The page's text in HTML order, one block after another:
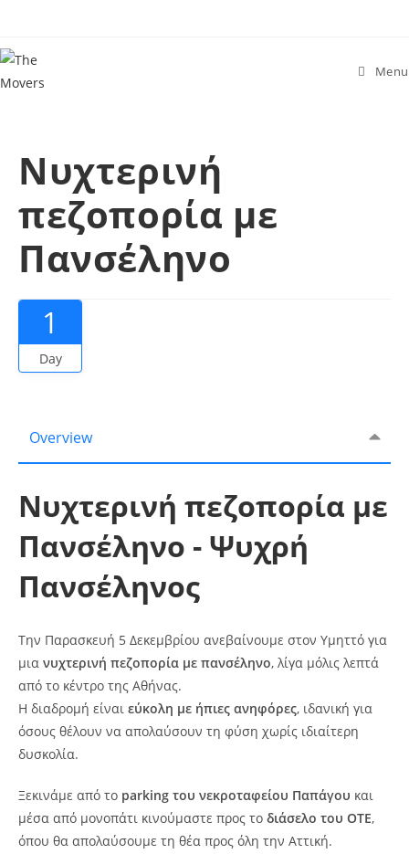
Menu
Νυχτερινή
πεζοπορία με
Πανσέληνο
1
Day
Overview
Νυχτερινή πεζοπορία με
Πανσέληνο - Ψυχρή
Πανσέληνος
Την Παρασκευή 5 Δεκεμβρίου ανεβαίνουμε στον Υμηττό για
μια νυχτερινή πεζοπορία με πανσέληνο, λίγα μόλις λεπτά
από το κέντρο της Αθήνας.
Η διαδρομή είναι εύκολη με ήπιες ανηφόρες, ιδανική για
όσους θέλουν να απολαύσουν τη φύση χωρίς ιδιαίτερη
δυσκολία.
Ξεκινάμε από το parking του νεκροταφείου Παπάγου και
μέσα από μονοπάτι κινούμαστε προς το διάσελο του ΟΤΕ,
όπου θα απολαύσουμε τη θέα προς όλη την Αττική.